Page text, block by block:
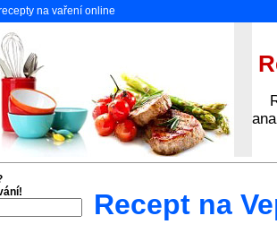
na vaření online
Recept na